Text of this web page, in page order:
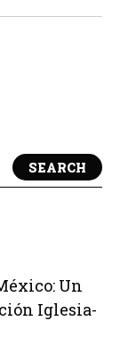
SEARCH
Un
Iglesia-